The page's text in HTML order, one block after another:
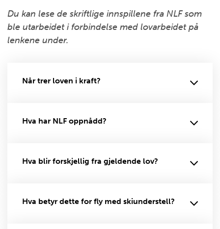
Du kan lese de skriftlige innspillene fra NLF som
ble utarbeidet i forbindelse med lovarbeidet på
lenkene under.
Når trer loven i kraft?
Hva har NLF oppnådd?
Hva blir forskjellig fra gjeldende lov?
Hva betyr dette for fly med skiunderstell?